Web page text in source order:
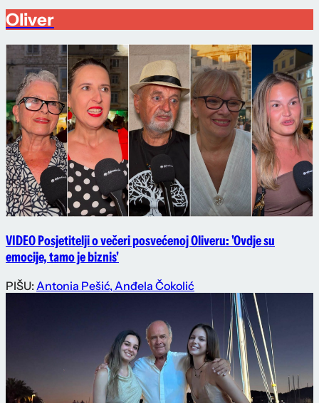
Oliver
VIDEO Posjetitelji o večeri posvećenoj Oliveru: 'Ovdje su
emocije, tamo je biznis'
PIŠU: Antonia Pešić,Anđela Čokolić